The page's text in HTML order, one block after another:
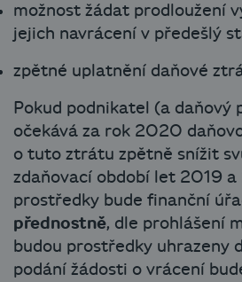
možnost žádat prodloužení
jejich navrácení v předešlý
zpětné uplatnění daňové
Pokud podnikatel (a daňový
očekává za rok 2020
o tuto ztrátu zpětně snížit
zdaňovací období let 2019 a
prostředky bude finanční
přednostně, dle prohlášení
budou prostředky uhrazeny
podání žádosti o vrácení